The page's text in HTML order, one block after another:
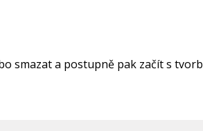
smazat a postupně pak začít s